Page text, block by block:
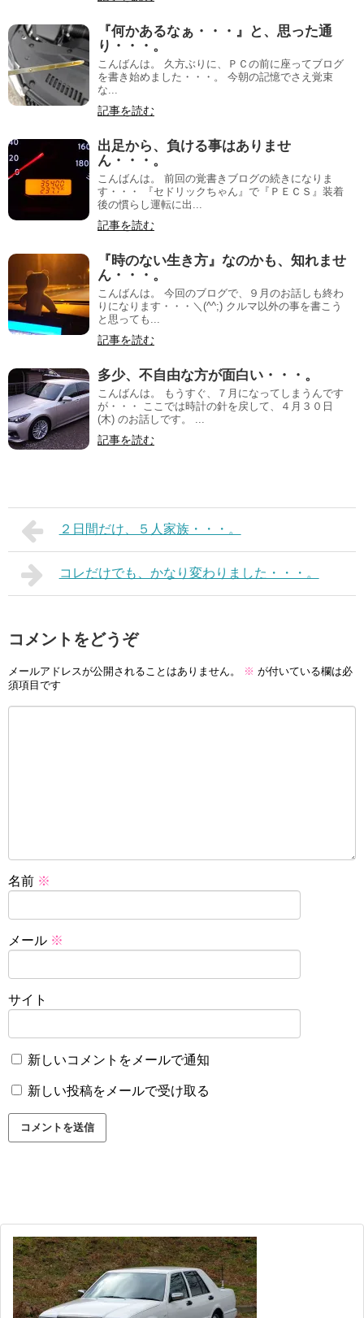
『何かあるなぁ・・・』と、思った通
り・・・。
こんばんは。 久方ぶりに、ＰＣの前に座ってブログ
を書き始めました・・・。 今朝の記憶でさえ覚束
な...
記事を読む
出足から、負ける事はありませ
ん・・・。
こんばんは。 前回の覚書きブログの続きになりま
す・・・ 『セドリックちゃん』で『ＰＥＣＳ』装着
後の慣らし運転に出...
記事を読む
『時のない生き方』なのかも、知れませ
ん・・・。
こんばんは。 今回のブログで、９月のお話しも終わ
りになります・・・＼(^^;) クルマ以外の事を書こう
と思っても...
記事を読む
多少、不自由な方が面白い・・・。
こんばんは。 もうすぐ、７月になってしまうんです
が・・・ ここでは時計の針を戻して、４月３０日
(木) のお話しです。 ...
記事を読む
２日間だけ、５人家族・・・。
コレだけでも、かなり変わりました・・・。
コメントをどうぞ
メールアドレスが公開されることはありません。 ※ が付いている欄は必
須項目です
名前 ※
メール ※
サイト
新しいコメントをメールで通知
新しい投稿をメールで受け取る